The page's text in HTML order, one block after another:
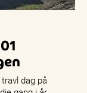
dag på